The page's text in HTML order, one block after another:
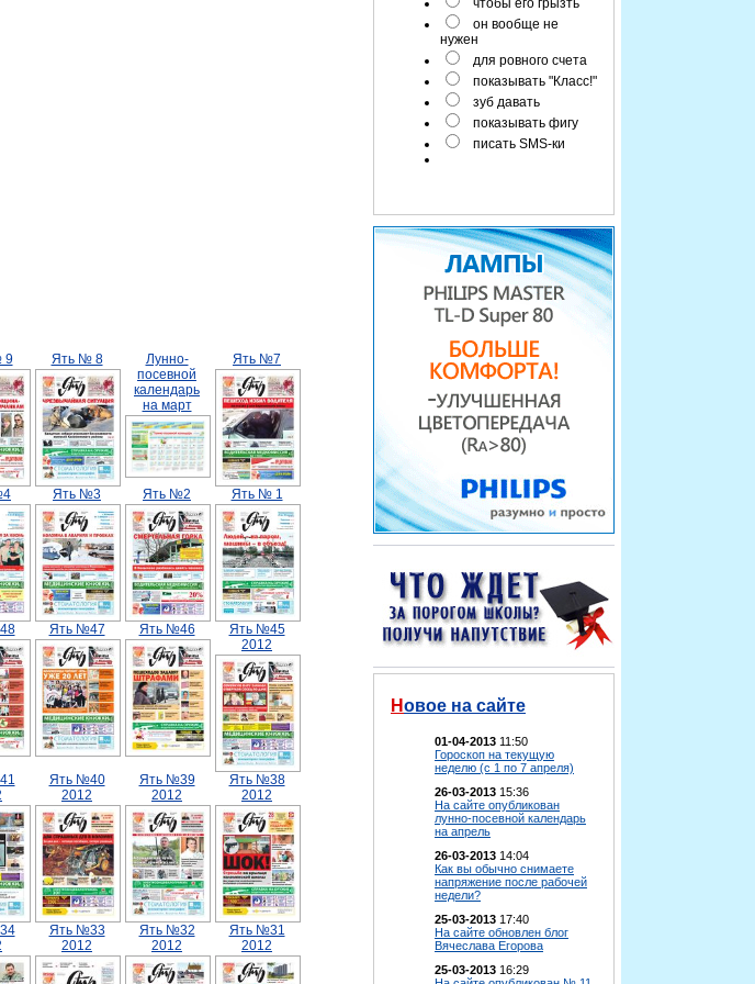
9 Ять № 8
Лунно-
посевной
календарь
на март
Ять №7
Ять №3 Ять №2 Ять № 1
Ять №47 Ять №46
Ять №45
2012
Ять №40
2012
Ять №39
2012
Ять №38
2012
Ять №33
2012
Ять №32
2012
Ять №31
2012
чтобы его грызть
он вообще не
нужен
для ровного счета
показывать "Класс!"
зуб давать
показывать фигу
писать SMS-ки
Новое на сайте
01-04-2013 11:50
Гороскоп на текущую
неделю (с 1 по 7 апреля)
26-03-2013 15:36
На сайте опубликован
лунно-посевной календарь
на апрель
26-03-2013 14:04
Как вы обычно снимаете
напряжение после рабочей
недели?
25-03-2013 17:40
На сайте обновлен блог
Вячеслава Егорова
25-03-2013 16:29